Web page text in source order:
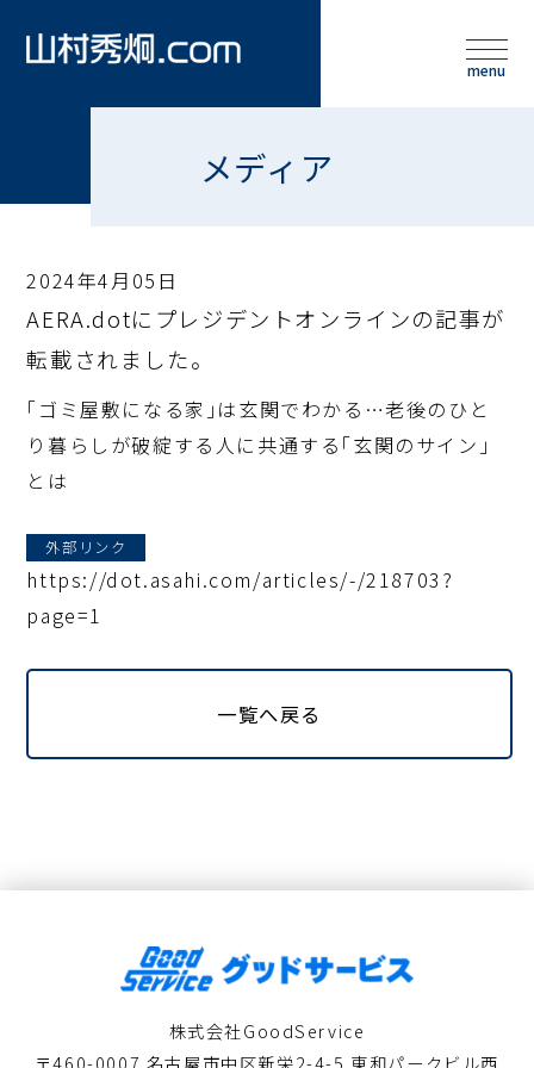
メディア
2024年4月05日
AERA.dotにプレジデントオンラインの記事が
転載されました。
｢ゴミ屋敷になる家｣は玄関でわかる…老後のひと
り暮らしが破綻する人に共通する｢玄関のサイン｣
とは
外部リンク
https://dot.asahi.com/articles/-/218703?
page=1
一覧へ戻る
株式会社GoodService
〒460-0007 名古屋市中区新栄2-4-5 東和パークビル西